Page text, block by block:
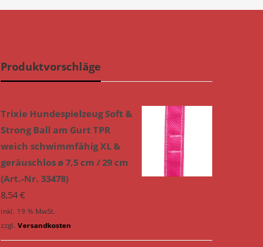
Produktvorschläge
Trixie Hundespielzeug Soft &
Strong Ball am Gurt TPR
weich schwimmfähig XL &
geräuschlos ø 7,5 cm / 29 cm
(Art.-Nr. 33478)
8,54€
inkl. 19 % MwSt.
zzgl. Versandkosten